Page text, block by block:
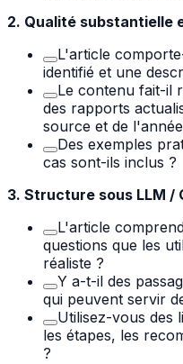
2. Qualité substantielle
L'article
identifié et une
Le contenu fait-il
des rapports
source et de
Des exemples
cas sont-ils inclus ?
3. Structure sous LLM /
L'article
questions que les
réaliste ?
Y a-t-il des
qui peuvent servir
Utilisez-vous des
les étapes, les
?